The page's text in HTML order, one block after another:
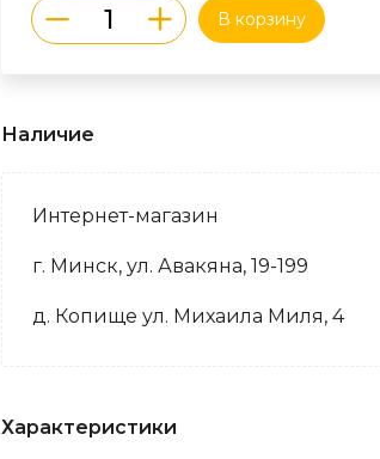
В корзину
Наличие
Интернет-магазин
г. Минск, ул. Авакяна, 19-199
д. Копище ул. Михаила Миля, 4
Характеристики